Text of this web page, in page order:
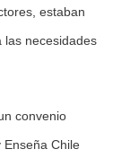
estaban
las necesidades
convenio
Enseña Chile